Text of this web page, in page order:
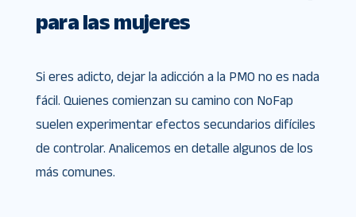
para las mujeres
Si eres adicto, dejar la adicción a la PMO no es nada
fácil. Quienes comienzan su camino con NoFap
suelen experimentar efectos secundarios difíciles
de controlar. Analicemos en detalle algunos de los
más comunes.